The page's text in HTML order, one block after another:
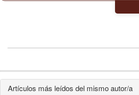
Detalles
Artículos más leídos del mismo autor/a